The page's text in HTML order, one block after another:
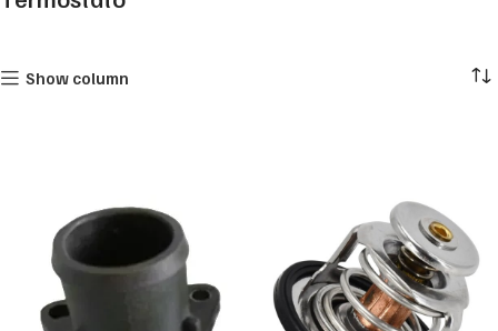
Show column